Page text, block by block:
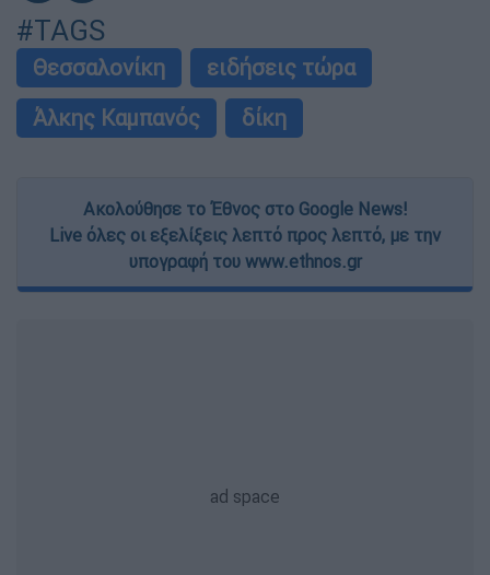
#TAGS
Θεσσαλονίκη
ειδήσεις τώρα
Άλκης Καμπανός
δίκη
Ακολούθησε το Έθνος στο Google News!
Live όλες οι εξελίξεις λεπτό προς λεπτό, με την
υπογραφή του www.ethnos.gr